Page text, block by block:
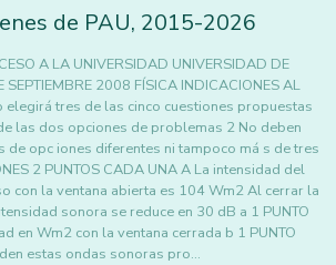
de PAU, 2015-2026
A LA UNIVERSIDAD UNIVERSIDAD DE
SEPTIEMBRE 2008 FÍSICA INDICACIONES AL
elegirá tres de las cinco cuestiones propuestas
las dos opciones de problemas 2 No deben
opc iones diferentes ni tampoco má s de tres
2 PUNTOS CADA UNA A La intensidad del
con la ventana abierta es 104 Wm2 Al cerrar la
sonora se reduce en 30 dB a 1 PUNTO
en Wm2 con la ventana cerrada b 1 PUNTO
estas ondas sonoras pro…